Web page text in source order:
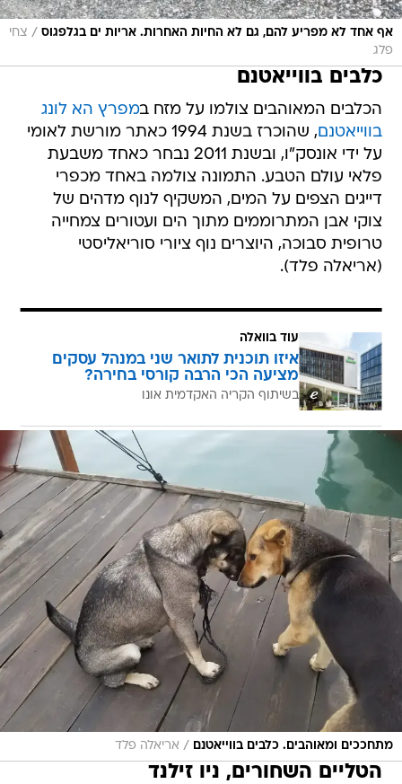
אף אחד לא מפריע להם, גם לא החיות האחרות. אריות ים בגלפגוס / צחי
פלג
כלבים בווייאטנם
הכלבים המאוהבים צולמו על מזח במפרץ הא לונג
בווייאטנם
, שהוכרז בשנת 1994 כאתר מורשת לאומי
על ידי אונסק"ו, ובשנת 2011 נבחר כאחד משבעת
פלאי עולם הטבע. התמונה צולמה באחד מכפרי
דייגים הצפים על המים, המשקיף לנוף מדהים של
צוקי אבן המתרוממים מתוך הים ועטורים צמחייה
טרופית סבוכה, היוצרים נוף ציורי סוריאליסטי
(אריאלה פלד).
עוד בוואלה
איזו תוכנית לתואר שני במנהל עסקים
מציעה הכי הרבה קורסי בחירה?
בשיתוף הקריה האקדמית אונו
מתחככים ומאוהבים. כלבים בווייאטנם / אריאלה פלד
הטליים השחורים, ניו זילנד